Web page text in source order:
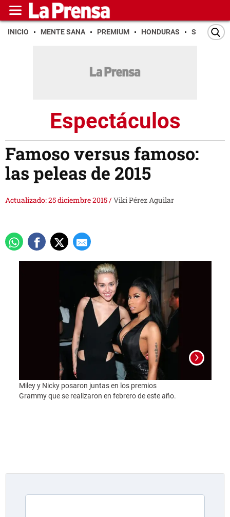
INICIO MENTE SANA PREMIUM HONDURAS SAN PEDRO
Espectáculos
Famoso versus famoso:
las peleas de 2015
Actualizado: 25 diciembre 2015/Viki Pérez Aguilar
Miley y Nicky posaron juntas en los premios
Grammy que se realizaron en febrero de este año.